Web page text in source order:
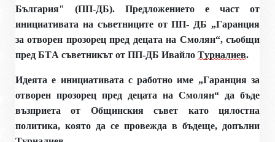
България" (ПП-ДБ). Предложението е част от
инициативата на съветниците от ПП- ДБ „Гаранция
за отворен прозорец пред децата на Смолян“, съобщи
пред БТА съветникът от ПП-ДБ Ивайло Турналиев.
Идеята е инициативата с работно име „Гаранция за
отворен прозорец пред децата на Смолян“ да бъде
възприета от Общинския съвет като цялостна
политика, която да се провежда в бъдеще, допълни